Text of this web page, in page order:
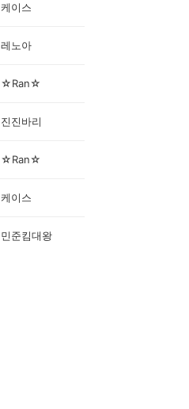
케이스
레노아
☆Ran☆
진진바리
☆Ran☆
케이스
민준킴대왕